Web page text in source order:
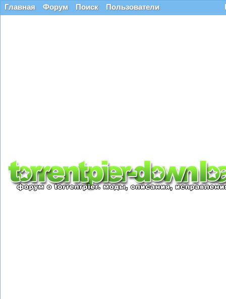
Главная Форум Поиск Пользователи